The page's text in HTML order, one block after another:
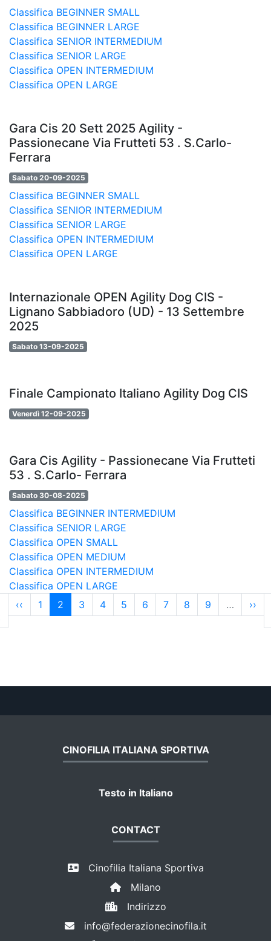
Classifica BEGINNER SMALL
Classifica BEGINNER LARGE
Classifica SENIOR INTERMEDIUM
Classifica SENIOR LARGE
Classifica OPEN INTERMEDIUM
Classifica OPEN LARGE
Gara Cis 20 Sett 2025 Agility -
Passionecane Via Frutteti 53 . S.Carlo-
Ferrara
Sabato 20-09-2025
Classifica BEGINNER SMALL
Classifica SENIOR INTERMEDIUM
Classifica SENIOR LARGE
Classifica OPEN INTERMEDIUM
Classifica OPEN LARGE
Internazionale OPEN Agility Dog CIS -
Lignano Sabbiadoro (UD) - 13 Settembre
2025
Sabato 13-09-2025
Finale Campionato Italiano Agility Dog CIS
Venerdì 12-09-2025
Gara Cis Agility - Passionecane Via Frutteti
53 . S.Carlo- Ferrara
Sabato 30-08-2025
Classifica BEGINNER INTERMEDIUM
Classifica SENIOR LARGE
Classifica OPEN SMALL
Classifica OPEN MEDIUM
Classifica OPEN INTERMEDIUM
Classifica OPEN LARGE
Paginazione
Pagina
precedente
‹‹ Page
1
Pagina
attuale
2 Page
3 Page
4 Page
5 Page
6 Page
7 Page
8 Page
9 … ››
CINOFILIA ITALIANA SPORTIVA
Testo in Italiano
CONTACT
Cinofilia Italiana Sportiva
Milano
Indirizzo
info@federazionecinofila.it